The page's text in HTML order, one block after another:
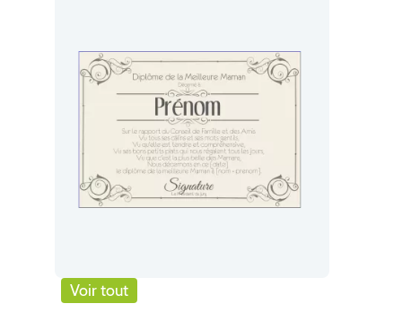
Voir tout